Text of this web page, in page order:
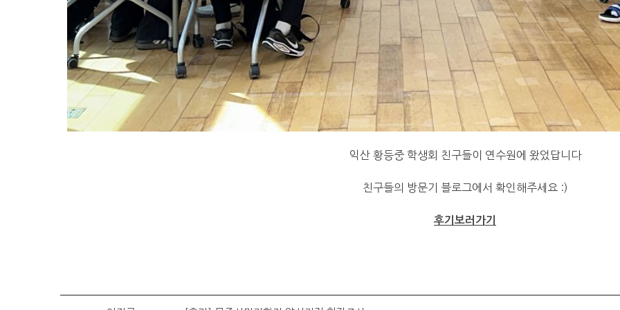
익산 황등중 학생회 친구들이 연수원에 왔었답니다
친구들의 방문기 블로그에서 확인해주세요 :)
후기보러가기